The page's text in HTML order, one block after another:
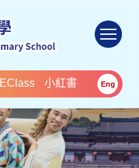
EClass 小紅書 Eng